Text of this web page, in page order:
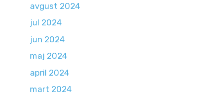
avgust 2024
jul 2024
jun 2024
maj 2024
april 2024
mart 2024